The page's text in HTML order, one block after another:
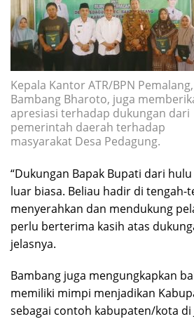
Kepala Kantor ATR/BPN Pemalang,
Bambang Bharoto, juga
apresiasi terhadap dukungan dari
pemerintah daerah terhadap
masyarakat Desa Pedagung.
“Dukungan Bapak Bupati dari
luar biasa. Beliau hadir di tengah-
menyerahkan dan mendukung
perlu berterima kasih atas
jelasnya.
Bambang juga mengungkapkan
memiliki mimpi menjadikan
sebagai contoh kabupaten/kota di